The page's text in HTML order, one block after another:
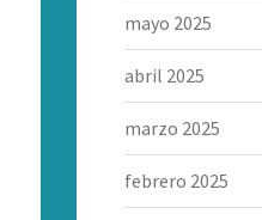
mayo 2025
abril 2025
marzo 2025
febrero 2025